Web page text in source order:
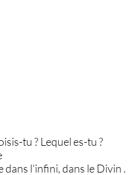
tu ? Lequel es-tu ?
dans l'infini, dans le Divin .